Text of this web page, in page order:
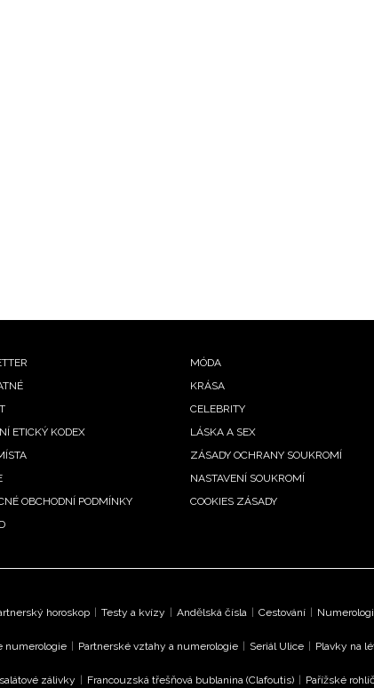
ETICKÝ KODEX
OBCHODNÍ PODMÍNKY
MÓDA
KRÁSA
CELEBRITY
LÁSKA A SEX
ZÁSADY OCHRANY SOUKROMÍ
NASTAVENÍ SOUKROMÍ
COOKIES ZÁSADY
horoskop Testy a kvízy Andělská čísla Cestování
numerologie Partnerské vztahy a numerologie Seriál Ulice Plavky na
zálivky Francouzská třešňová bublanina (Clafoutis) Pařížské